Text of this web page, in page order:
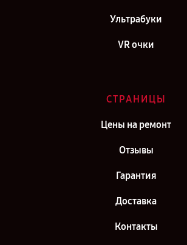
Ультрабуки
VR очки
СТРАНИЦЫ
Цены на ремонт
Отзывы
Гарантия
Доставка
Контакты